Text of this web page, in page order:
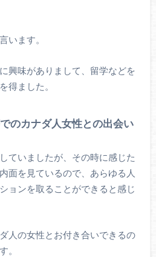
います。
興味がありまして、留学などを
得ました。
のカナダ人女性との出会い
ていましたが、その時に感じた
面を見ているので、あらゆる人
ョンを取ることができると感じ
人の女性とお付き合いできるの
。